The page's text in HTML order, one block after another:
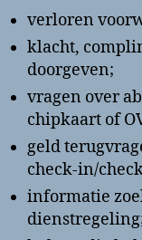
verloren
klacht,
doorgeven;
vragen over
chipkaart of
geld
check-in/
informatie